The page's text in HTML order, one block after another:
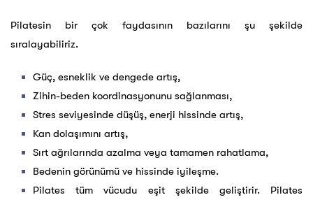
Pilatesin bir çok faydasının bazılarını şu şekilde
sıralayabiliriz.
Güç, esneklik ve dengede artış,
Zihin-beden koordinasyonunu sağlanması,
Stres seviyesinde düşüş, enerji hissinde artış,
Kan dolaşımını artış,
Sırt ağrılarında azalma veya tamamen rahatlama,
Bedenin görünümü ve hissinde iyileşme.
Pilates tüm vücudu eşit şekilde geliştirir. Pilates